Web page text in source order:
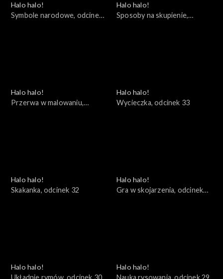
Halo halo!
Symbole narodowe, odcinek
Halo halo!
Sposoby na skupienie,
Halo halo!
Przerwa w malowaniu,
Halo halo!
Wycieczka, odcinek 33
Halo halo!
Skakanka, odcinek 32
Halo halo!
Gra w skojarzenia, odcinek
Halo halo!
Halo halo!